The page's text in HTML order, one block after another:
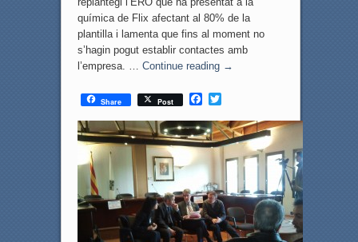
química de Flix afectant al 80% de la
plantilla i lamenta que fins al moment no
s’hagin pogut establir contactes amb
l’empresa. … Continue reading →
Share Post
F
c
e
b
o
k
T
i
t
t
e